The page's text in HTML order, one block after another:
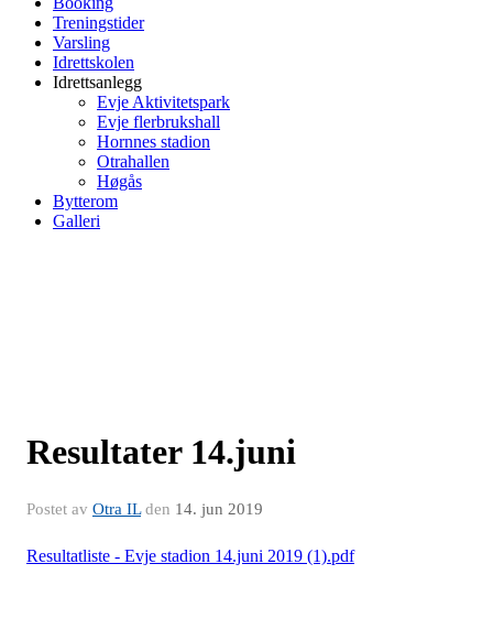
Treningstider
Varsling
Idrettskolen
Idrettsanlegg
Evje Aktivitetspark
Evje flerbrukshall
Hornnes stadion
Otrahallen
Høgås
Bytterom
Galleri
Resultater 14.juni
Postet av Otra ILden 14. jun 2019
Resultatliste - Evje stadion 14.juni 2019 (1).pdf